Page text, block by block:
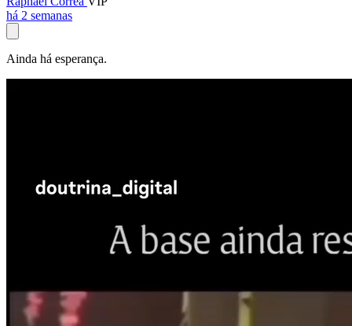
há 2 semanas
Ainda há esperança.